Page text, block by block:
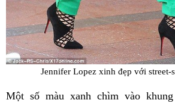
Jennifer Lopez xinh đẹp với street-
Một số màu xanh chìm vào